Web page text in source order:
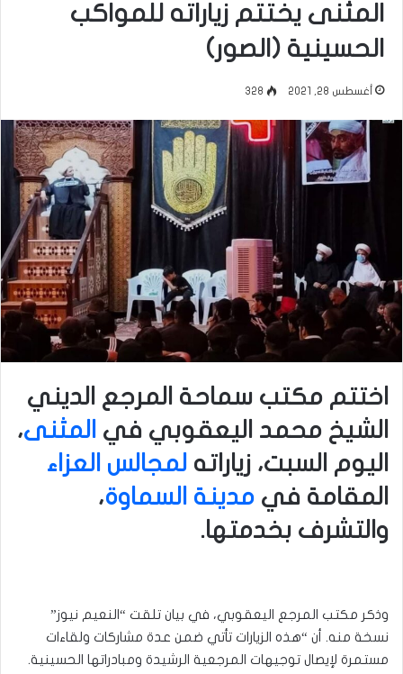
المثنى يختتم زياراته للمواكب
الحسينية (الصور)
أغسطس 28, 2021 328
اختتم مكتب سماحة المرجع الديني
الشيخ محمد اليعقوبي في المثنى،
اليوم السبت، زياراته لمجالس العزاء
المقامة في مدينة السماوة،
والتشرف بخدمتها.
وذكر مكتب المرجع اليعقوبي، في بيان تلقت “النعيم نيوز”
نسخة منه. أن “هذه الزيارات تأتي ضمن عدة مشاركات ولقاءات
مستمرة لإيصال توجيهات المرجعية الرشيدة ومبادراتها الحسينية.